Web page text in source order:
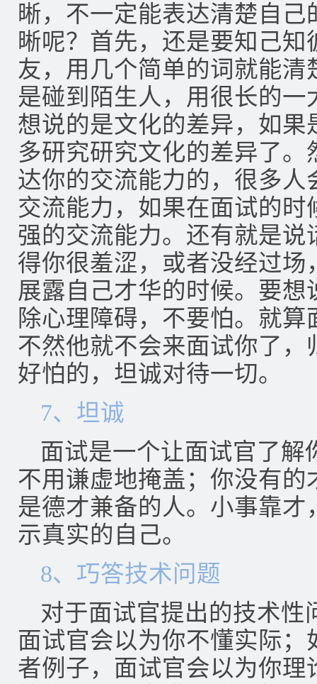
晰，不一定能表达清楚自
晰呢？首先，还是要知己
友，用几个简单的词就能
是碰到陌生人，用很长的
想说的是文化的差异，如
多研究研究文化的差异了
达你的交流能力的，很多
交流能力，如果在面试的
强的交流能力。还有就是
得你很羞涩，或者没经过
展露自己才华的时候。要
除心理障碍，不要怕。就
不然他就不会来面试你了
好怕的，坦诚对待一切。
7、坦诚
面试是一个让面试官了解
不用谦虚地掩盖；你没有
是德才兼备的人。小事靠
示真实的自己。
8、巧答技术问题
对于面试官提出的技术性
面试官会以为你不懂实际
者例子，面试官会以为你